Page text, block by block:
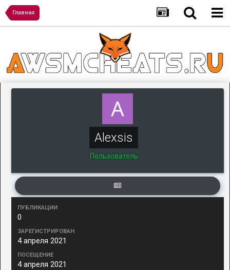
Главная
Alexsis
Пользователь
ПУБЛИКАЦИИ
0
ЗАРЕГИСТРИРОВАН
4 апреля 2021
ПОСЕЩЕНИЕ
4 апреля 2021